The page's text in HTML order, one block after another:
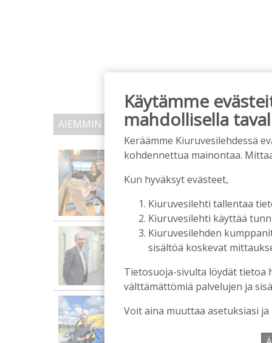
AIEMMIN AIHEESTA
Biokaasu,
Tilaajille
Aku Laatikainen 6.8.2026
OP Kaskimaan
alkuvuoden tulokseen
Toimitus 6.8.2026 13:18
syntymäpäiväsankari
Käytämme
mahdollisella
Keräämme Kiuruvesilehdessä
kohdennettua mainontaa.
Kun hyväksyt evästeet,
Kiuruvesilehti tallentaa
Kiuruvesilehti käyttää
Kiuruvesilehden
sisältöä koskevat
Tietosuoja-sivulta löydät tietoa
välttämättömiä palvelujen ja
Voit aina muuttaa asetuksiasi